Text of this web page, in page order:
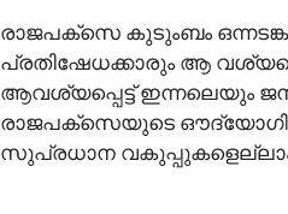
രാജപക്‌സെ കുടുംബം
പ്രതിഷേധക്കാരും ആ
ആവശ്യപ്പെട്ട് ഇന്നലെയും
രാജപക്‌സെയുടെ
സുപ്രധാന